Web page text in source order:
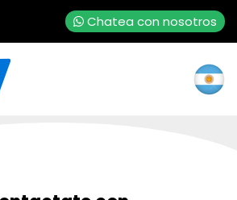
Chatea con nosotros